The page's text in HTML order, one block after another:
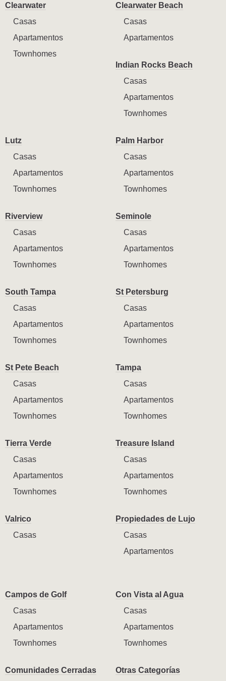
Clearwater
Casas
Apartamentos
Townhomes
Clearwater Beach
Casas
Apartamentos
Indian Rocks Beach
Casas
Apartamentos
Townhomes
Lutz
Casas
Apartamentos
Townhomes
Palm Harbor
Casas
Apartamentos
Townhomes
Riverview
Casas
Apartamentos
Townhomes
Seminole
Casas
Apartamentos
Townhomes
South Tampa
Casas
Apartamentos
Townhomes
St Petersburg
Casas
Apartamentos
Townhomes
St Pete Beach
Casas
Apartamentos
Townhomes
Tampa
Casas
Apartamentos
Townhomes
Tierra Verde
Casas
Apartamentos
Townhomes
Treasure Island
Casas
Apartamentos
Townhomes
Valrico
Casas
Propiedades de Lujo
Casas
Apartamentos
Campos de Golf
Casas
Apartamentos
Townhomes
Con Vista al Agua
Casas
Apartamentos
Townhomes
Comunidades Cerradas
Otras Categorías